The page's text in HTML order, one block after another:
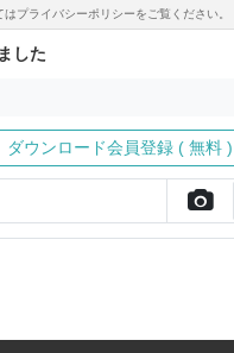
プライバシーポリシーをご覧ください。
した
ダウンロード会員登録 ( 無料 )